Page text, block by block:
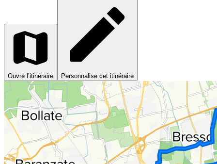
Ouvre l’itinéraire Personnalise cet itinéraire